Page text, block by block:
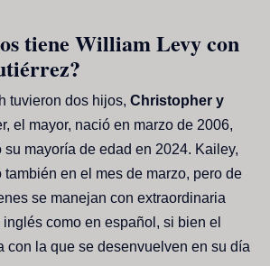
tiene William Levy con
tuvieron dos hijos, Christopher y
el mayor, nació en marzo de 2006,
su mayoría de edad en 2024. Kailey,
también en el mes de marzo, pero de
se manejan con extraordinaria
como en español, si bien el
con la que se desenvuelven en su día